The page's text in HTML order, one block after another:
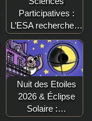
Participatives :
L’ESA recherche…
Nuit des Etoiles
2026 & Éclipse
Solaire :…